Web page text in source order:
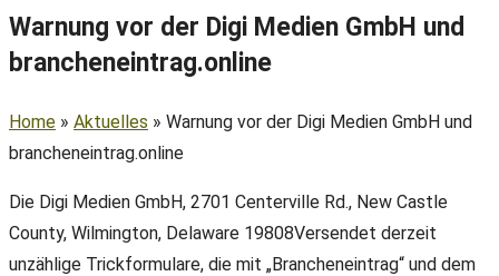
Warnung vor der Digi Medien GmbH und
brancheneintrag.online
Home » Aktuelles » Warnung vor der Digi Medien GmbH und
brancheneintrag.online
Die Digi Medien GmbH, 2701 Centerville Rd., New Castle
County, Wilmington, Delaware 19808Versendet derzeit
unzählige Trickformulare, die mit „Brancheneintrag“ und dem